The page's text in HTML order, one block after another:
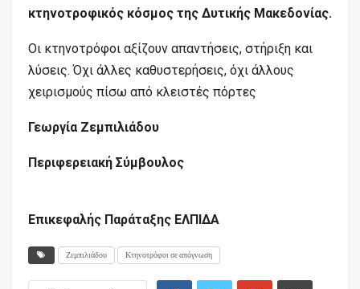
κτηνοτροφικός κόσμος της Δυτικής Μακεδονίας.
Οι κτηνοτρόφοι αξίζουν απαντήσεις, στήριξη και
λύσεις. Όχι άλλες καθυστερήσεις, όχι άλλους
χειρισμούς πίσω από κλειστές πόρτες
Γεωργία Ζεμπιλιάδου
Περιφερειακή Σύμβουλος
Επικεφαλής Παράταξης ΕΛΠΙΔΑ
Ζεμπιλιάδου Κτηνοτρόφοι σε απόγνωση